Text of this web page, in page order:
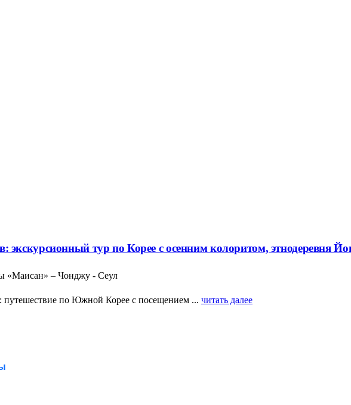
экскурсионный тур по Корее с осенним колоритом, этнодеревня
«Маисан» – Чонджу - Сеул
путешествие по Южной Корее с посещением ... читать далее